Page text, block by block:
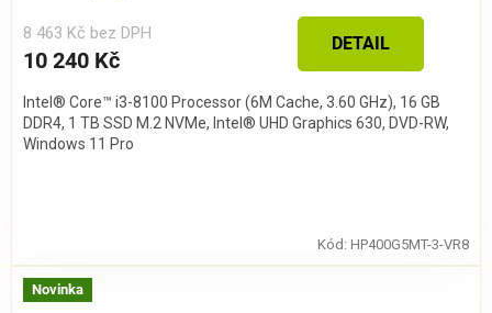
8 463 Kč bez DPH
10 240 Kč
DETAIL
Intel® Core™ i3-8100 Processor (6M Cache, 3.60 GHz), 16 GB
DDR4, 1 TB SSD M.2 NVMe, Intel® UHD Graphics 630, DVD-RW,
Windows 11 Pro
Kód: HP400G5MT-3-VR8
Novinka